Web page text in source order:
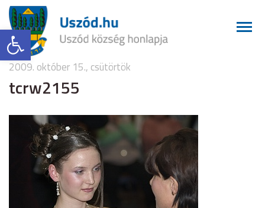
Eszköztár megnyitása
2009. október 15., csütörtök
tcrw2155